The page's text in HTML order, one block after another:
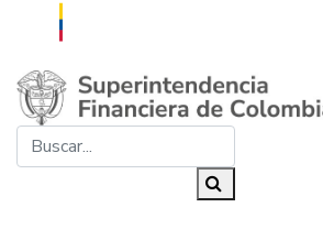
Saltar al contenido principal